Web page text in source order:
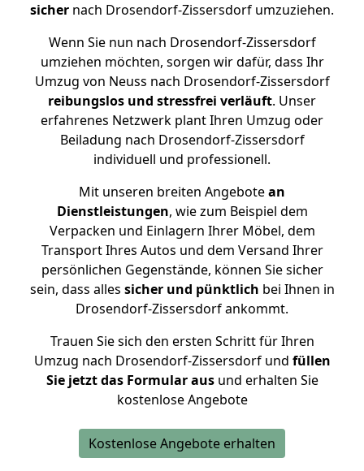
sicher nach Drosendorf-Zissersdorf umzuziehen.
Wenn Sie nun nach Drosendorf-Zissersdorf
umziehen möchten, sorgen wir dafür, dass Ihr
Umzug von Neuss nach Drosendorf-Zissersdorf
reibungslos und stressfrei verläuft. Unser
erfahrenes Netzwerk plant Ihren Umzug oder
Beiladung nach Drosendorf-Zissersdorf
individuell und professionell.
Mit unseren breiten Angebotean
Dienstleistungen, wie zum Beispiel dem
Verpacken und Einlagern Ihrer Möbel, dem
Transport Ihres Autos und dem Versand Ihrer
persönlichen Gegenstände, können Sie sicher
sein, dass alles sicher und pünktlich bei Ihnen in
Drosendorf-Zissersdorf ankommt.
Trauen Sie sich den ersten Schritt für Ihren
Umzug nach Drosendorf-Zissersdorf und füllen
Sie jetzt das Formular ausund erhalten Sie
kostenlose Angebote
Kostenlose Angebote erhalten